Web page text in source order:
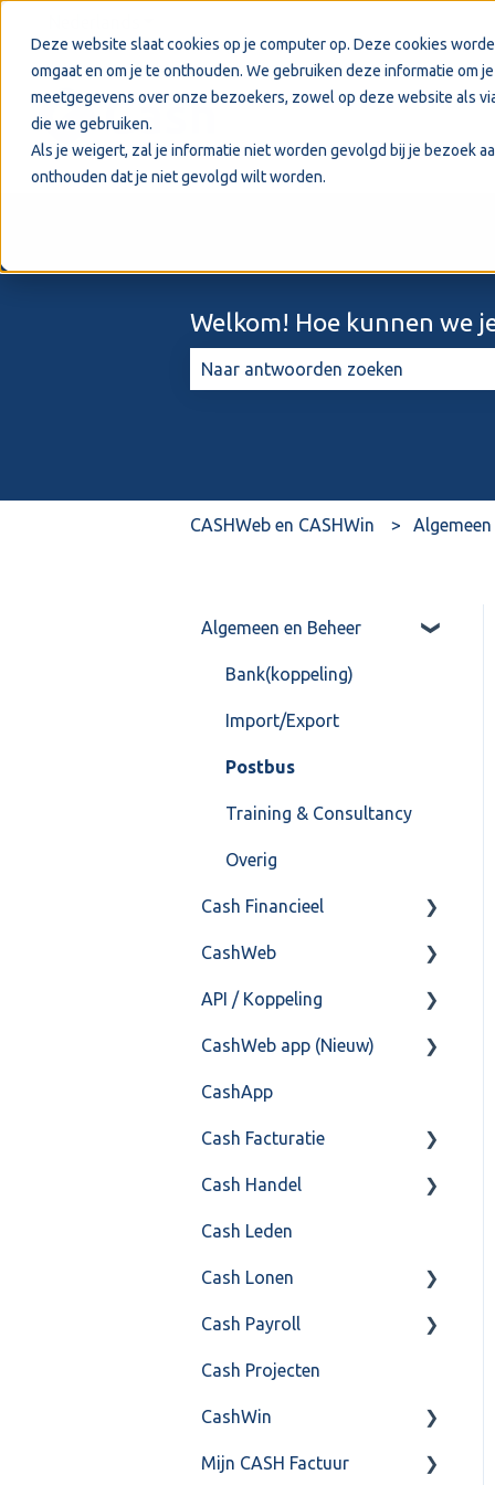
Deze website slaat cookies op je computer op. Deze cookies
omgaat en om je te onthouden. We gebruiken deze informatie om
meetgegevens over onze bezoekers, zowel op deze website als
die we gebruiken.
Als je weigert, zal je informatie niet worden gevolgd bij je bezoek
onthouden dat je niet gevolgd wilt worden.
Welkom! Hoe kunnen we
CASHWeb en CASHWin
Algemeen en Beheer
Bank(koppeling)
Import/Export
Postbus
Training & Consultancy
Overig
Cash Financieel
Boekhoud
Fiscaal
Overig
CashWeb
CashHero Layout
Mailen vanuit CASHWeb
Algemeen gebruik
API / Koppeling
Algemeen
Api 3.0 (SOAP API)
API 4.0 (REST API)
CashWeb app (Nieuw)
Veel gestelde vragen
CashApp
Cash Facturatie
Factureren
Instellingen
Algemeen
Formulierlayout
Cash Handel
Inkoop
Verkoop
Voorraad
Overig
VoorraadService &
Cash Leden
Cash Lonen
Algemeen
Inrichting
Jaarafsluiting
Salarisberekening
Cash Payroll
Aangifte
Algemeen
Basis Training
Cash Projecten
CashWin
Overig
Mijn CASH Factuur